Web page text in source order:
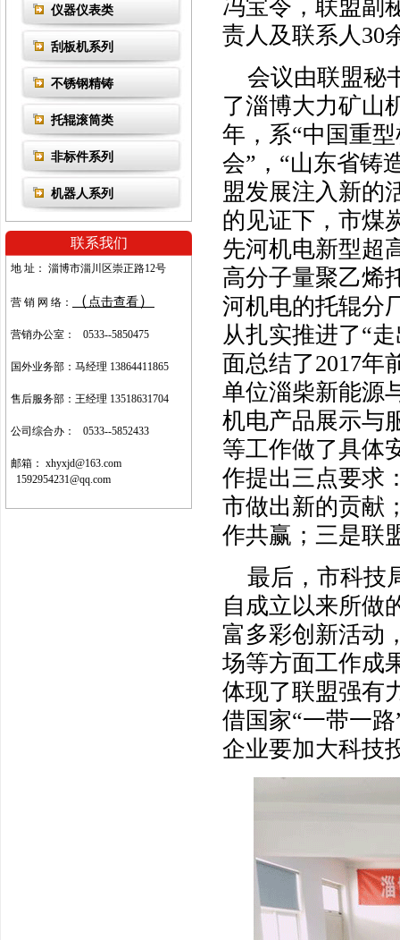
仪器仪表类
刮板机系列
不锈钢精铸
托辊滚筒类
非标件系列
机器人系列
联系我们
地 址： 淄博市淄川区崇正路12号
营 销 网 络： （ 点击查看 ）
营销办公室： 0533--5850475
国外业务部：马经理 13864411865
售后服务部：王经理 13518631704
公司综合办： 0533--5852433
邮箱： xhyxjd@163.com
1592954231@qq.com
冯宝令，联盟副
责人及联系人30
会议由联盟秘
了淄博大力矿山
年，系“中国重
会”，“山东省铸
盟发展注入新的
的见证下，市煤
先河机电新型超
高分子量聚乙烯
河机电的托辊分
从扎实推进了“
面总结了2017年
单位淄柴新能源
机电产品展示与
等工作做了具体
作提出三点要求
市做出新的贡献
作共赢；三是联
最后，市科技
自成立以来所做
富多彩创新活动
场等方面工作成
体现了联盟强有
借国家“一带一
企业要加大科技